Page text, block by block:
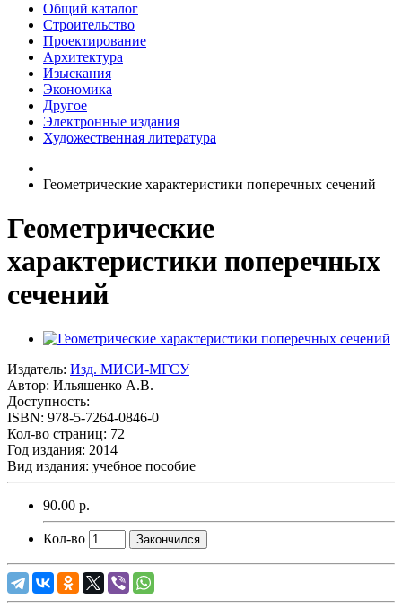
Общий каталог
Строительство
Проектирование
Архитектура
Изыскания
Экономика
Другое
Электронные издания
Художественная литература
Геометрические характеристики поперечных сечений
Геометрические
характеристики поперечных
сечений
Издатель: Изд. МИСИ-МГСУ
Автор: Ильяшенко А.В.
Доступность:
ISBN: 978-5-7264-0846-0
Кол-во страниц: 72
Год издания: 2014
Вид издания: учебное пособие
90.00 р.
Кол-во Закончился